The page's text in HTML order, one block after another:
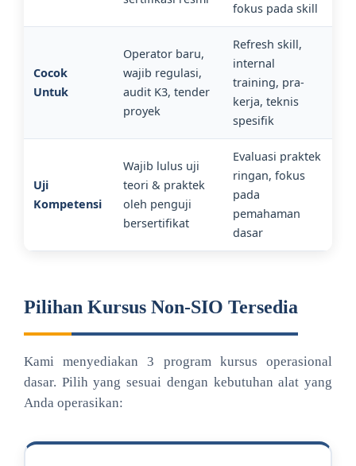
fokus pada skill
Cocok
Untuk
Operator baru,
wajib regulasi,
audit K3, tender
proyek
Refresh skill,
internal
training, pra-
kerja, teknis
spesifik
Uji
Kompetensi
Wajib lulus uji
teori & praktek
oleh penguji
bersertifikat
Evaluasi praktek
ringan, fokus
pada
pemahaman
dasar
Pilihan Kursus Non-SIO Tersedia
Kami menyediakan 3 program kursus operasional
dasar. Pilih yang sesuai dengan kebutuhan alat yang
Anda operasikan: